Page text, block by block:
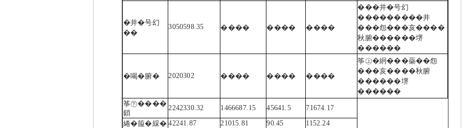
�井�号幻
��
3050598.35 ���� ���� ����
���井�号幻
���������井
���怨���亥����
秋腑������堺
������
�喝�腑� 2020302 ���� ���� ����
筝㊤�絅���蘂��怨
���亥����秋腑
������堺
������
筝㊦����
鎖
2242330.32 1466687.15 45641.5 71674.17
綣�箙�綵� 42241.87 21015.81 90.45
1152.24